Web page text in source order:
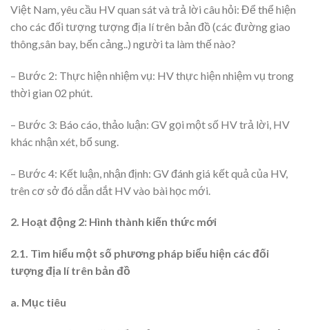
Việt Nam, yêu cầu HV quan sát và trả lời câu hỏi: Để thể hiện
cho các đối tượng tượng địa lí trên bản đồ (các đường giao
thông,sân bay, bến cảng..) người ta làm thế nào?
– Bước 2: Thực hiện nhiệm vụ: HV thực hiện nhiệm vụ trong
thời gian 02 phút.
– Bước 3: Báo cáo, thảo luận: GV gọi một số HV trả lời, HV
khác nhận xét, bổ sung.
– Bước 4: Kết luận, nhận định: GV đánh giá kết quả của HV,
trên cơ sở đó dẫn dắt HV vào bài học mới.
2. Hoạt động 2: Hình thành kiến thức mới
2.1. Tìm hiểu một số phương pháp biểu hiện các đối
tượng địa lí trên bản đồ
a. Mục tiêu